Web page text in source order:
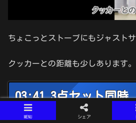
ちょこっとストーブにもジャストサ
クッカーとの距離も少しあります。
03:41 3点セット同
MENU シェア